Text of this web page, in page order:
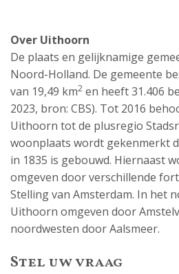
Over Uithoorn
De plaats en gelijknamige
Noord-Holland. De gemeente
van 19,49 km2 en heeft 31.406
2023, bron: CBS). Tot 2016
Uithoorn tot de plusregio
woonplaats wordt gekenmerkt
in 1835 is gebouwd. Hiernaast
omgeven door verschillende
Stelling van Amsterdam. In het
Uithoorn omgeven door
noordwesten door Aalsmeer.
Stel uw vraag